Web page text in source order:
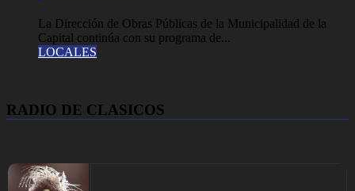
La Dirección de Obras Públicas de la Municipalidad de la
Capital continúa con su programa de...
LOCALES
RADIO DE CLASICOS